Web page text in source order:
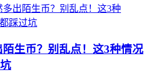
生币？别乱点！这3种情况